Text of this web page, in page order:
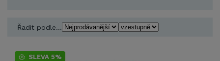
Řadit podle...
SLEVA 5%